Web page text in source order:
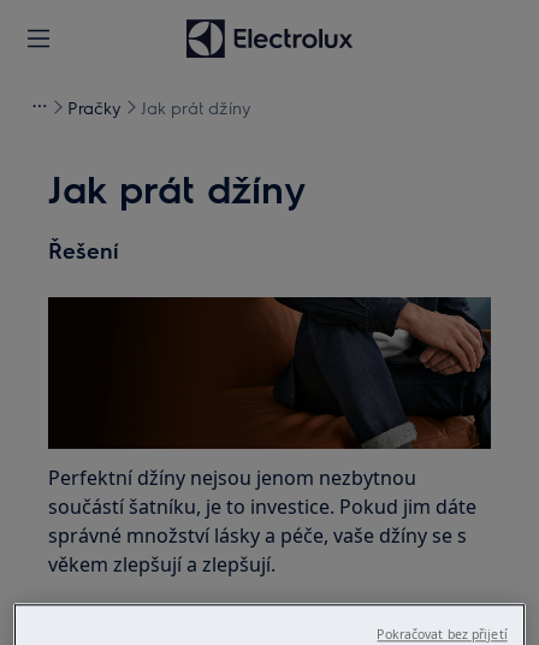
Pračky Jak prát džíny
Jak prát džíny
Řešení
Perfektní džíny nejsou jenom nezbytnou
součástí šatníku, je to investice. Pokud jim dáte
správné množství lásky a péče, vaše džíny se s
věkem zlepšují a zlepšují.
Pokračovat bez přijetí